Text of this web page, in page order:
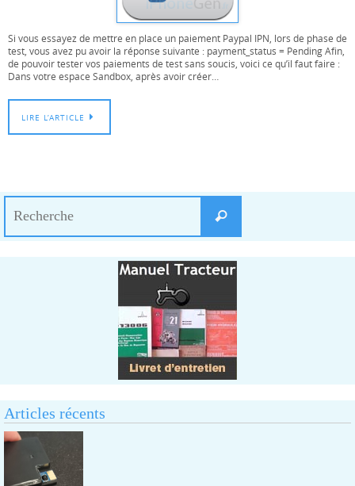
Si vous essayez de mettre en place un paiement Paypal IPN, lors de phase de
test, vous avez pu avoir la réponse suivante : payment_status = Pending Afin,
de pouvoir tester vos paiements de test sans soucis, voici ce qu’il faut faire :
Dans votre espace Sandbox, après avoir créer…
LIRE L’ARTICLE
Recherche
Articles récents